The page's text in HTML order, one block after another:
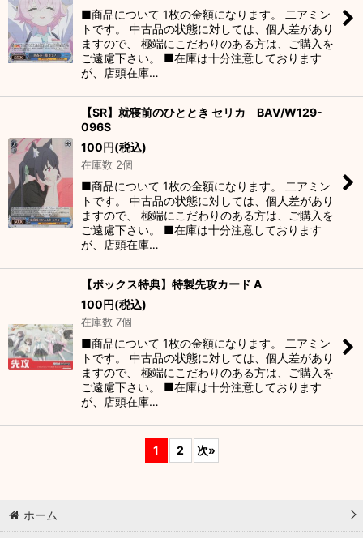
■商品について 1枚の金額になります。 二アミン
トです。 中古品の状態に対しては、個人差があり
ますので、 極端にこだわりのある方は、ご購入を
ご遠慮下さい。 ■在庫は十分注意しております
が、店頭在庫…
【SR】就寝前のひととき セリカ BAV/W129-
096S
100円(税込)
在庫数 2個
■商品について 1枚の金額になります。 二アミン
トです。 中古品の状態に対しては、個人差があり
ますので、 極端にこだわりのある方は、ご購入を
ご遠慮下さい。 ■在庫は十分注意しております
が、店頭在庫…
【ボックス特典】特製先攻カード A
100円(税込)
在庫数 7個
■商品について 1枚の金額になります。 二アミン
トです。 中古品の状態に対しては、個人差があり
ますので、 極端にこだわりのある方は、ご購入を
ご遠慮下さい。 ■在庫は十分注意しております
が、店頭在庫…
1 2 次»
ホーム